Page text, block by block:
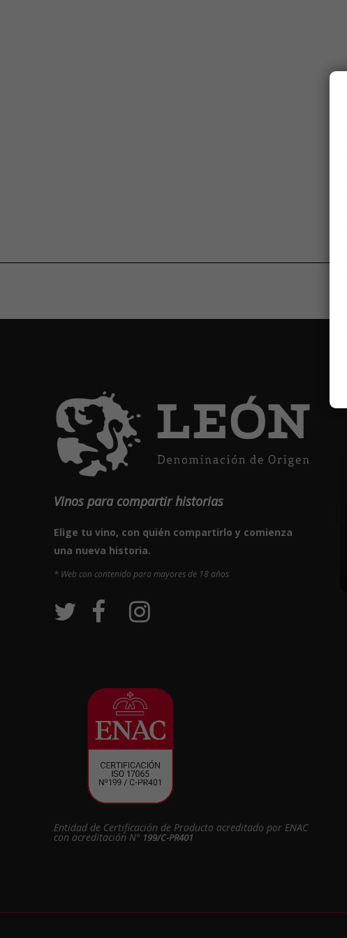
Vinos para compartir historias
Elige tu vino, con quién compartirlo y comienza
una nueva historia.
* Web con contenido para mayores de 18 años
Entidad de Certificación de Producto acreditado por ENAC
con acreditación Nº 199/C-PR401